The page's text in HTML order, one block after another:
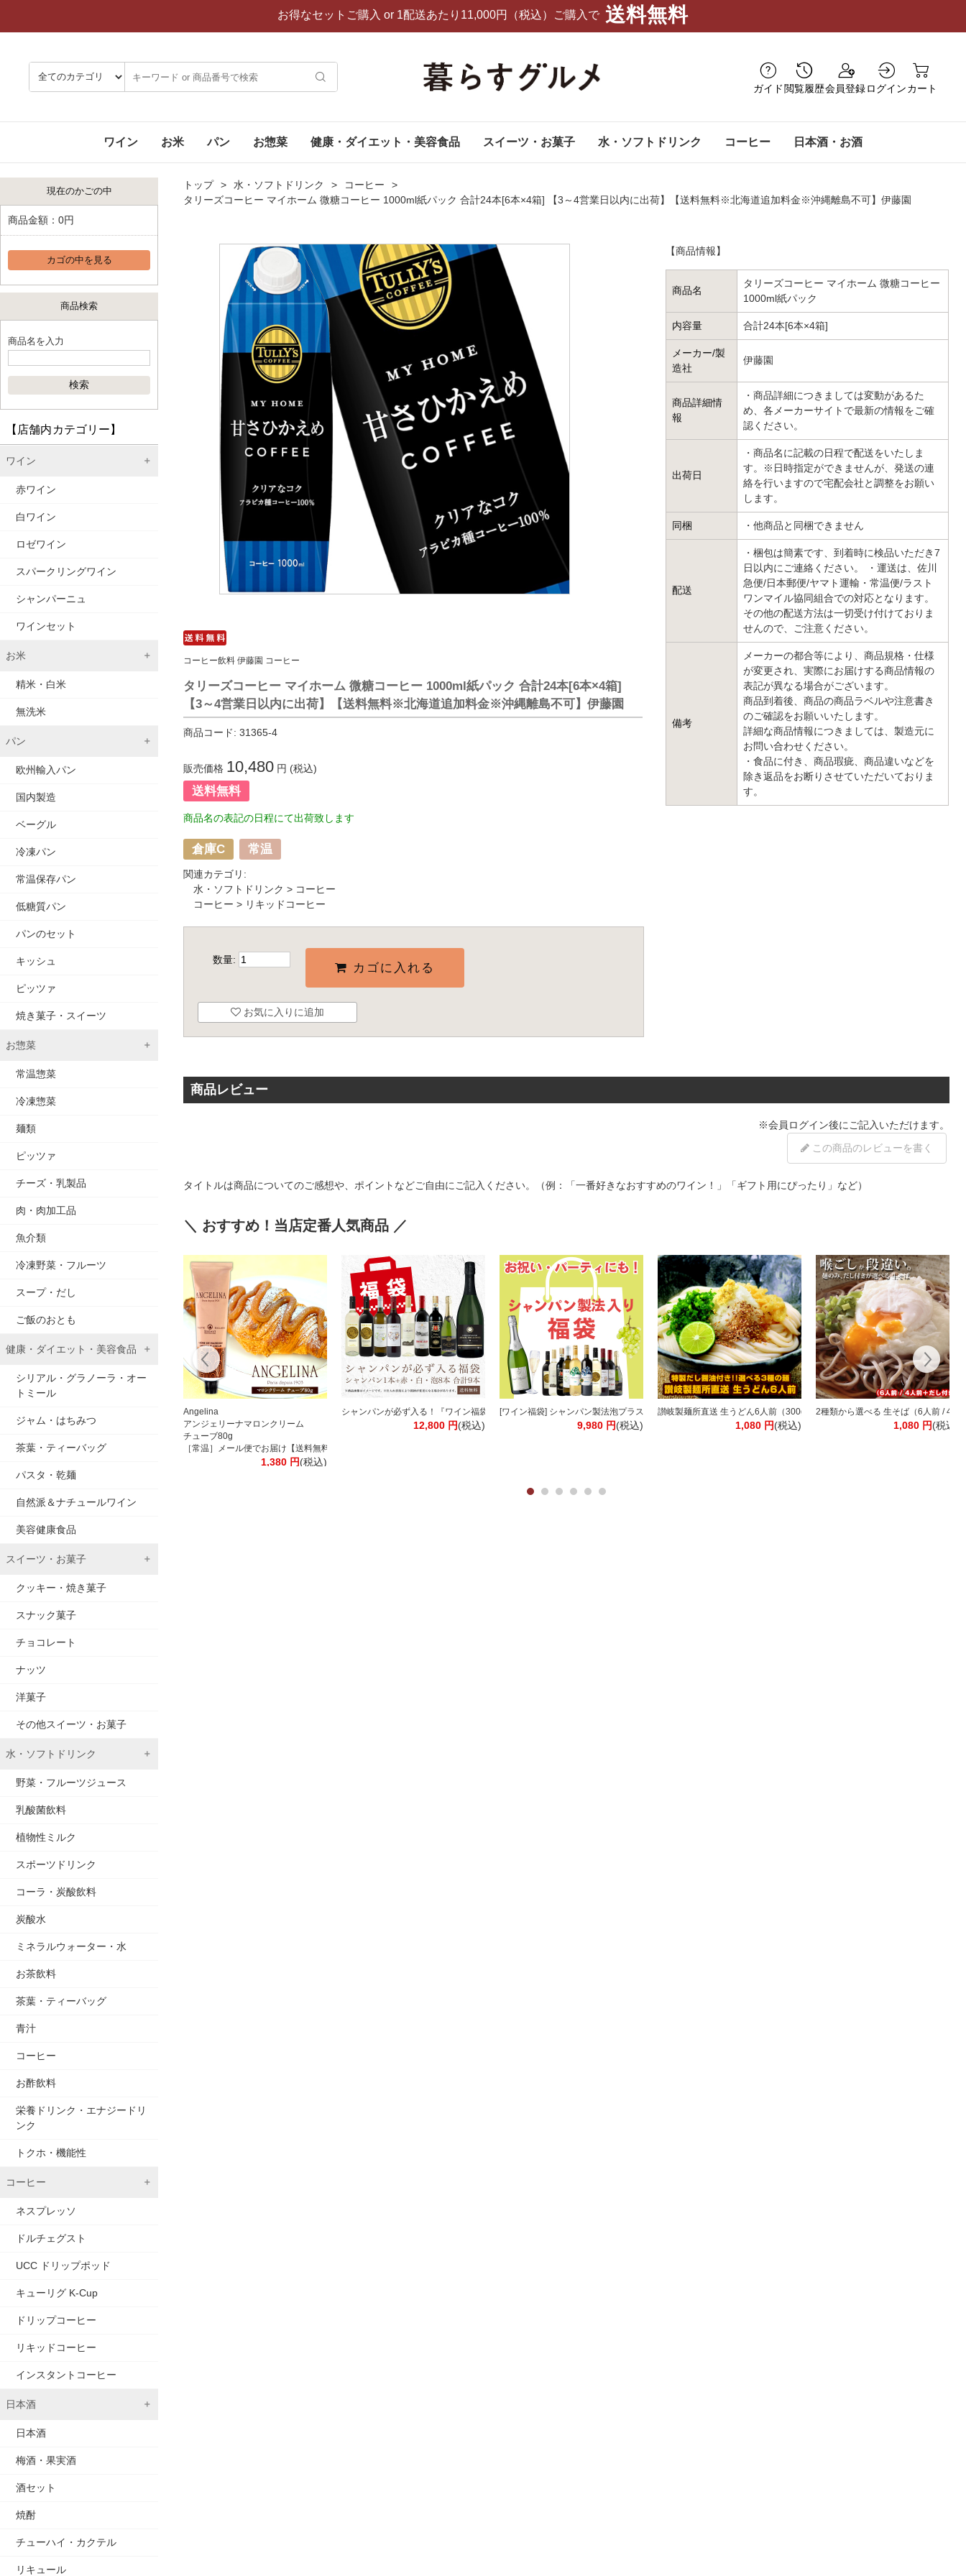
お得なセットご購入 or 1配送あたり11,000円（税込）ご購入で 送料無料
ガイド 閲覧履歴会員登録ログインカート
ワイン お米 パン お惣菜 健康・ダイエット・美容食品 スイーツ・お菓子 水・ソフトドリンク コーヒー 日本酒・お酒
現在のかごの中
商品金額： 0円
カゴの中を見る
商品検索
商品名を入力
【店舗内カテゴリー】
ワイン
赤ワイン
白ワイン
ロゼワイン
スパークリングワイン
シャンパーニュ
ワインセット
お米
精米・白米
無洗米
パン
欧州輸入パン
国内製造
ベーグル
冷凍パン
常温保存パン
低糖質パン
パンのセット
キッシュ
ピッツァ
焼き菓子・スイーツ
お惣菜
常温惣菜
冷凍惣菜
麺類
ピッツァ
チーズ・乳製品
肉・肉加工品
魚介類
冷凍野菜・フルーツ
スープ・だし
ご飯のおとも
健康・ダイエット・美容食品
シリアル・グラノーラ・オー
トミール
ジャム・はちみつ
茶葉・ティーバッグ
パスタ・乾麺
自然派＆ナチュールワイン
美容健康食品
スイーツ・お菓子
クッキー・焼き菓子
スナック菓子
チョコレート
ナッツ
洋菓子
その他スイーツ・お菓子
水・ソフトドリンク
野菜・フルーツジュース
乳酸菌飲料
植物性ミルク
スポーツドリンク
コーラ・炭酸飲料
炭酸水
ミネラルウォーター・水
お茶飲料
茶葉・ティーバッグ
青汁
コーヒー
お酢飲料
栄養ドリンク・エナジードリ
ンク
トクホ・機能性
コーヒー
ネスプレッソ
ドルチェグスト
UCC ドリップポッド
キューリグ K-Cup
ドリップコーヒー
リキッドコーヒー
インスタントコーヒー
日本酒
日本酒
梅酒・果実酒
酒セット
焼酎
チューハイ・カクテル
リキュール
トップ 水・ソフトドリンク
コーヒー
タリーズコーヒー マイホーム 微糖コーヒー 1000ml紙パック 合計24本[6本×4箱] 【3～4営業日以内に出荷】【送料無料※北海道追加料金※沖縄離島不可】伊藤園
コーヒー飲料 伊藤園 コーヒー
タリーズコーヒー マイホーム 微糖コーヒー 1000ml紙パック 合計24本[6本×4箱]
【3～4営業日以内に出荷】【送料無料※北海道追加料金※沖縄離島不可】伊藤園
商品コード: 31365-4
販売価格 10,480 円 (税込)
送料無料
商品名の表記の日程にて出荷致します
倉庫C 常温
関連カテゴリ:
水・ソフトドリンク > コーヒー
コーヒー > リキッドコーヒー
数量:
カゴに入れる
お気に入りに追加
【商品情報】
商品名
タリーズコーヒー マイホーム 微糖コーヒー
1000ml紙パック
内容量 合計24本[6本×4箱]
メーカー/製
造社
伊藤園
商品詳細情
報
・商品詳細につきましては変動があるた
め、各メーカーサイトで最新の情報をご確
認ください。
出荷日
・商品名に記載の日程で配送をいたしま
す。※日時指定ができませんが、発送の連
絡を行いますので宅配会社と調整をお願い
します。
同梱 ・他商品と同梱できません
配送
・梱包は簡素です、到着時に検品いただき7
日以内にご連絡ください。 ・運送は、佐川
急便/日本郵便/ヤマト運輸・常温便/ラスト
ワンマイル協同組合での対応となります。
その他の配送方法は一切受け付けておりま
せんので、ご注意ください。
備考
メーカーの都合等により、商品規格・仕様
が変更され、実際にお届けする商品情報の
表記が異なる場合がございます。
商品到着後、商品の商品ラベルや注意書き
のご確認をお願いいたします。
詳細な商品情報につきましては、製造元に
お問い合わせください。
・食品に付き、商品瑕疵、商品違いなどを
除き返品をお断りさせていただいておりま
す。
商品レビュー
※会員ログイン後にご記入いただけます。
この商品のレビューを書く
タイトルは商品についてのご感想や、ポイントなどご自由にご記入ください。（例：「一番好きなおすすめのワイン！」「ギフト用にぴったり」など）
＼ おすすめ！当店定番人気商品 ／
かかります］
ック［北海道・沖縄・離島は追加送料がかかります］
クコーヒー 1000ml紙パック 合計12本[6本×2箱] 【3～4営業日以内に出荷】【送料無料※北海道追加料金※沖縄離島不可】伊藤園
昭和九年伝承アイスコーヒー
【4～5営業日以内に出荷】 1L 1l コーヒー アイスコーヒー 紙パック ブラック 無糖 リキッドコーヒー［北海道・沖縄・離島は追加送料がかかります］
Angelina
アンジェリーナマロンクリーム
チューブ80g
［常温］メール便でお届け【送料無料】【3～4営業日以内に出荷】
1,380 円(税込)
シャンパンが必ず入る！『ワイン福袋』欧州産ワイン9本入り 赤 白 泡 スパークリング ワイン 【常温】[WT511]【3～4営業日以内に出荷】[W] ワイン福袋 飲み比
12,800 円(税込)
[ワイン福袋] シャンパン製法泡プラス1本！ソムリエ厳選 赤白泡 MIX 合計11本 [常温]【3～4営業日以内に出荷】[W]
9,980 円(税込)
讃岐製麺所直送 生うどん6人前（300g×2P）［だし付き］選べる3種（通常麺
1,080 円(税込)
2種類から選べる 生そば（6人前 / 4人
1,080 円(税込)